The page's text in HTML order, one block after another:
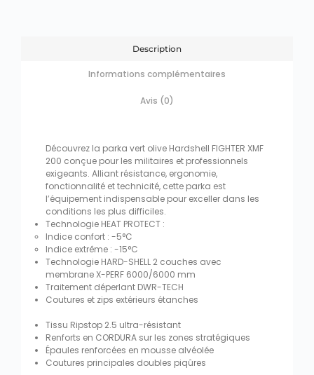
Description
Informations complémentaires
Avis (0)
Découvrez la parka vert olive Hardshell FIGHTER XMF
200 conçue pour les militaires et professionnels
exigeants. Alliant résistance, ergonomie,
fonctionnalité et technicité, cette parka est
l’équipement indispensable pour exceller dans les
conditions les plus difficiles.
Technologie HEAT PROTECT :
Indice confort : -5°C
Indice extrême : -15°C
Technologie HARD-SHELL 2 couches avec
membrane X-PERF 6000/6000 mm
Traitement déperlant DWR-TECH
Coutures et zips extérieurs étanches
Tissu Ripstop 2.5 ultra-résistant
Renforts en CORDURA sur les zones stratégiques
Épaules renforcées en mousse alvéolée
Coutures principales doubles piqûres